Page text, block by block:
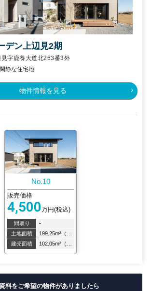
デン上辺見2期
字鹿養大道北263番3外
静な住宅地
物件情報を見る
No.10
販売価格
4,500万円(税込)
間取り
-
土地面積
建売面積
料をご希望の物件がありましたら